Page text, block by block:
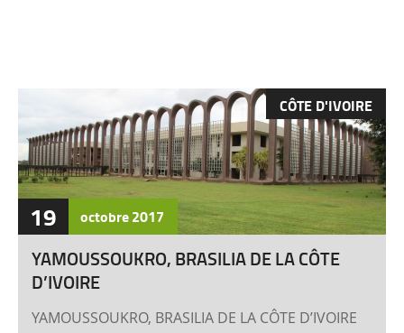
CÔTE D'IVOIRE
19 octobre2017
YAMOUSSOUKRO, BRASILIA DE LA CÔTE
D’IVOIRE
YAMOUSSOUKRO, BRASILIA DE LA CÔTE D’IVOIRE